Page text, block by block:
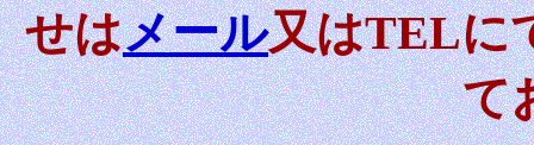
せはメール又はTELに
て